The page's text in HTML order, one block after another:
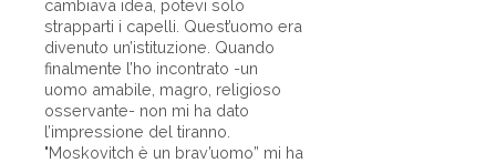
cambiava idea, potevi solo
strapparti i capelli. Quest’uomo era
divenuto un’istituzione. Quando
finalmente l’ho incontrato -un
uomo amabile, magro, religioso
osservante- non mi ha dato
l’impressione del tiranno.
"Moskovitch è un brav’uomo” mi ha